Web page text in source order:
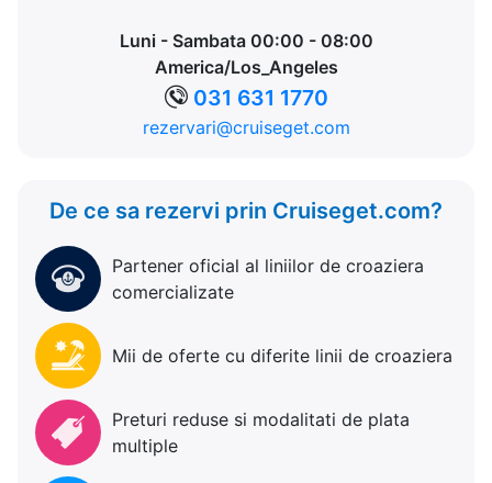
Luni - Sambata 00:00 - 08:00
America/Los_Angeles
031 631 1770
rezervari@cruiseget.com
De ce sa rezervi prin Cruiseget.com?
Partener oficial al liniilor de croaziera
comercializate
Mii de oferte cu diferite linii de croaziera
Preturi reduse si modalitati de plata
multiple